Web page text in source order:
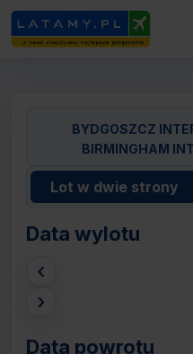
BYDGOSZCZ
BIRMINGHAM
Lot w dwie strony
Data wylotu
‹
›
Data powrotu